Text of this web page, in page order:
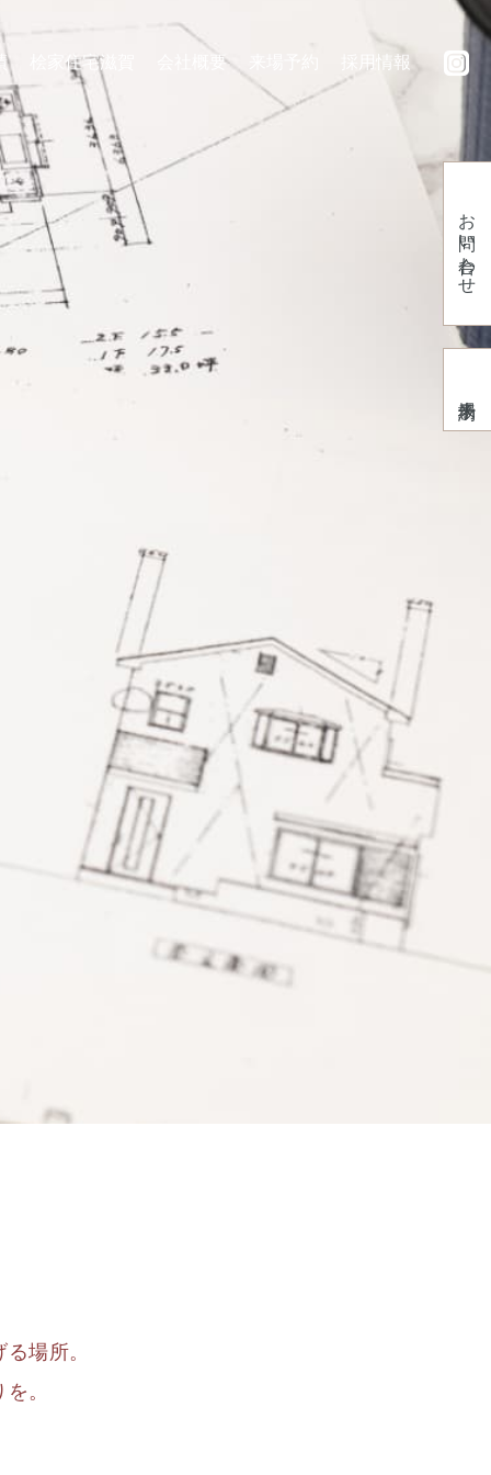
桧家住宅滋賀 会社概要 採用情報
お問い合わせ
場所。
。